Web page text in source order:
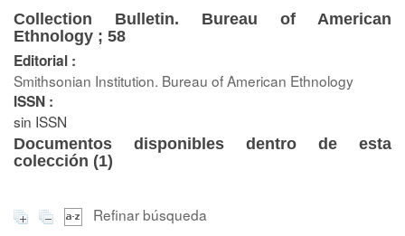
Collection Bulletin. Bureau of American
Ethnology ; 58
Editorial :
Smithsonian Institution. Bureau of American Ethnology
ISSN :
sin ISSN
Documentos disponibles dentro de esta
colección (1)
Refinar búsqueda